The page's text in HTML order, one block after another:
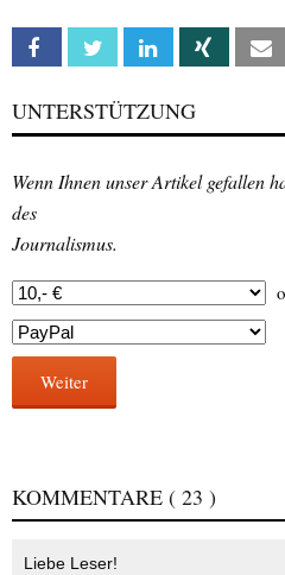
Facebook Twitter Linkedin Xing
UNTERSTÜTZUNG
Wenn Ihnen unser Artikel gefallen
des
Journalismus.
Weiter
KOMMENTARE ( 23 )
Liebe Leser!